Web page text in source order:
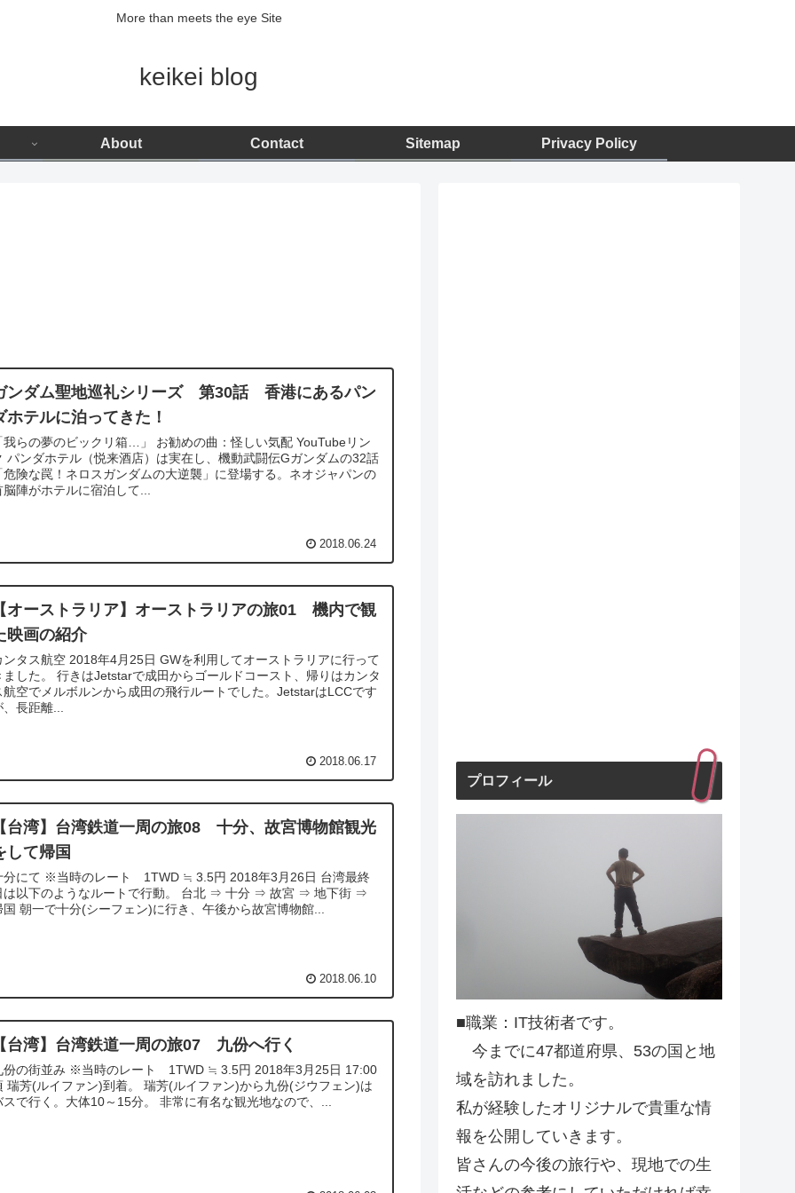
More than meets the eye Site
keikei blog
About Contact Sitemap Privacy Policy
ンダム聖地巡礼シリーズ 第30話 香港にあるパン
ホテルに泊ってきた！
の夢のビックリ箱…」 お勧めの曲：怪しい気配 YouTubeリン
闘伝Gガンダムの32話
危険な罠！ネロスガンダムの大逆襲」に登場する。ネオジャパンの
脳陣がホテルに宿泊して...
2018.06.24
オーストラリア】オーストラリアの旅01 機内で観
映画の紹介
空 2018年4月25日 GWを利用してオーストラリアに行って
ました。 行きはJetstarで成田からゴールドコースト、帰りはカンタ
航空でメルボルンから成田の飛行ルートでした。JetstarはLCCです
、長距離...
2018.06.17
台湾】台湾鉄道一周の旅08 十分、故宮博物館観光
して帰国
のレート 1TWD ≒ 3.5円 2018年3月26日 台湾最終
以下のようなルートで行動。 台北 ⇒ 十分 ⇒ 故宮 ⇒ 地下街 ⇒
帰国 朝一で十分(シーフェン)に行き、午後から故宮博物館...
2018.06.10
台湾】台湾鉄道一周の旅07 九份へ行く
み ※当時のレート 1TWD ≒ 3.5円 2018年3月25日 17:00
瑞芳(ルイファン)到着。 瑞芳(ルイファン)から九份(ジウフェン)は
スで行く。大体10～15分。 非常に有名な観光地なので、...
プロフィール
■職業：IT技術者です。
今までに47都道府県、53の国と地
域を訪れました。
私が経験したオリジナルで貴重な情
報を公開していきます。
皆さんの今後の旅行や、現地での生